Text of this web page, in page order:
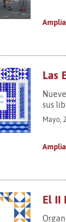
Las
sus
Mayo,
El II